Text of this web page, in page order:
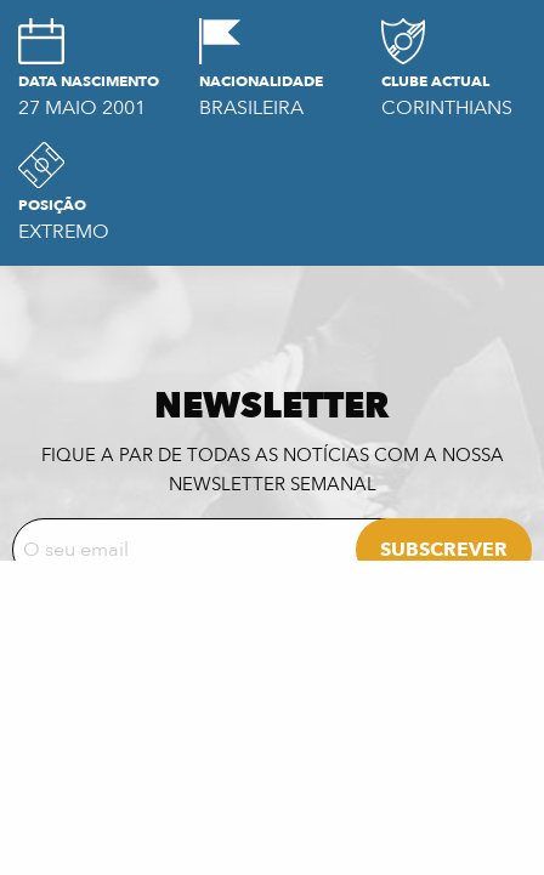
DATA NASCIMENTO
27 MAIO 2001
NACIONALIDADE
BRASILEIRA
CLUBE ACTUAL
CORINTHIANS
POSIÇÃO
EXTREMO
NEWSLETTER
FIQUE A PAR DE TODAS AS NOTÍCIAS COM A NOSSA
NEWSLETTER SEMANAL